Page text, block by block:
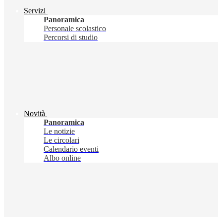
Servizi
Panoramica
Personale scolastico
Percorsi di studio
Novità
Panoramica
Le notizie
Le circolari
Calendario eventi
Albo online